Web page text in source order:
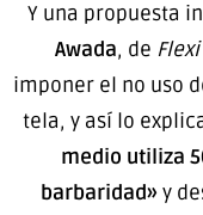
Y una propuesta
Awada, de
imponer el no uso
tela, y así lo
medio utiliza
barbaridad»y